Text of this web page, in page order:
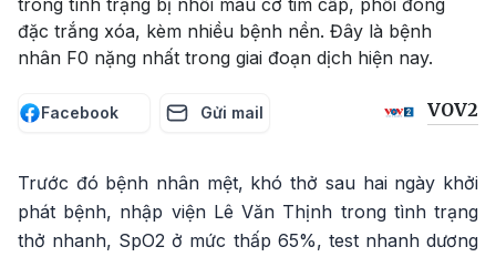
trong tình trạng bị nhồi máu cơ tim cấp, phổi đông
đặc trắng xóa, kèm nhiều bệnh nền. Đây là bệnh
nhân F0 nặng nhất trong giai đoạn dịch hiện nay.
Facebook Gửi mail VOV2
Trước đó bệnh nhân mệt, khó thở sau hai ngày khởi
phát bệnh, nhập viện Lê Văn Thịnh trong tình trạng
thở nhanh, SpO2 ở mức thấp 65%, test nhanh dương